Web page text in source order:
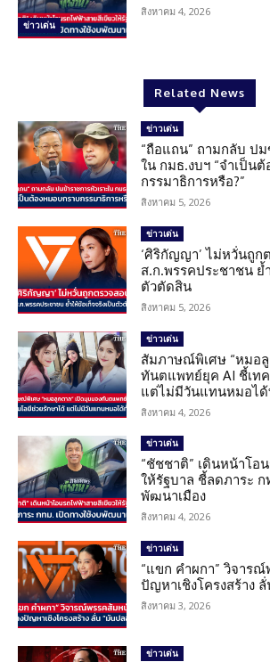
ข่าวเด่น
สิงหาคม 4, 2026
Related News
ข่าวเด่น
“ถือแถน” ถามกลับ ปม
ใน กมธ.งบฯ “จำเป็น
กรรมาธิการหรือ?”
สิงหาคม 5, 2026
ข่าวเด่น
‘ศิริกัญญา’ ไม่หวั่นถูก
ส.ก.พรรคประชาชน ย้
ตัวตัดสิน
สิงหาคม 5, 2026
ข่าวเด่น
สัมภาษณ์พิเศษ “หมอ
ทันตแพทย์ยุค AI ชี้เท
แต่ไม่มีวันแทนหมอไ
สิงหาคม 4, 2026
ข่าวเด่น
“ชัชชาติ” เดินหน้าโอ
ให้รัฐบาล ชี้ลดภาระ ก
พัฒนาเมือง
สิงหาคม 4, 2026
ข่าวเด่น
“แขก คำผกา” วิจาร
ปัญหาเชิงโครงสร้าง
สิงหาคม 3, 2026
ข่าวเด่น